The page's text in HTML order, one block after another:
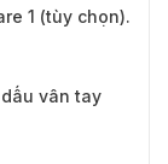
1 (tùy chọn).
vân tay